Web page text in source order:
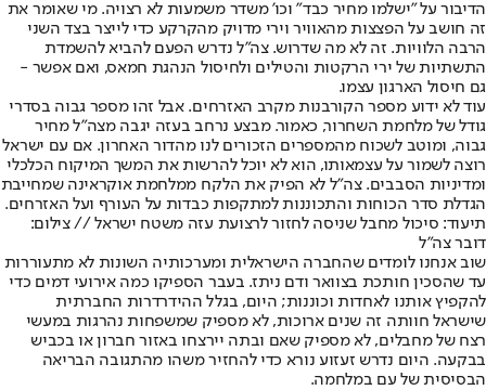
הדיבור על "ישלמו מחיר כבד" וכו' משדר משמעות לא רצויה. מי שאומר את
זה חושב על הפצצות מהאוויר וירי מדויק מהקרקע כדי לייצר בצד השני
הרבה הלוויות. זה לא מה שדרוש. צה"ל נדרש הפעם להביא להשמדת
התשתיות של ירי הרקטות והטילים ולחיסול הנהגת חמאס, ואם אפשר -
גם חיסול הארגון עצמו.
עוד לא ידוע מספר הקורבנות מקרב האזרחים. אבל זהו מספר גבוה בסדרי
גודל של מלחמת השחרור, כאמור. מבצע נרחב בעזה יגבה מצה"ל מחיר
גבוה, ומוטב לשכוח מהמספרים הזכורים לנו מהדור האחרון. אם עם ישראל
רוצה לשמור על עצמאותו, הוא לא יוכל להרשות את המשך המיקוח הכלכלי
ומדיניות הסבבים. צה"ל לא הפיק את הלקח ממלחמת אוקראינה שמחייבת
הגדלת סדר הכוחות והתכוננות למתקפות כבדות על העורף ועל האזרחים.
תיעוד: סיכול מחבל שניסה לחזור לרצועת עזה משטח ישראל // צילום:
דובר צה"ל
שוב אנחנו לומדים שהחברה הישראלית ומערכותיה השונות לא מתעוררות
עד שהסכין חותכת בצוואר ודם ניתז. בעבר הספיקו כמה אירועי דמים כדי
להקפיץ אותנו לאחדות וכוננות; היום, בגלל ההידרדרות החברתית
שישראל חוותה זה שנים ארוכות, לא מספיק שמשפחות נהרגות במעשי
רצח של מחבלים, לא מספיק שאם ובתה יירצחו באזור חברון או בכביש
בבקעה. היום נדרש זעזוע נורא כדי להחזיר משהו מהתגובה הבריאה
הבסיסית של עם במלחמה.